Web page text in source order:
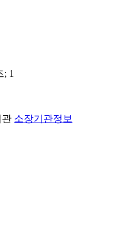
; 1
관 소장기관정보